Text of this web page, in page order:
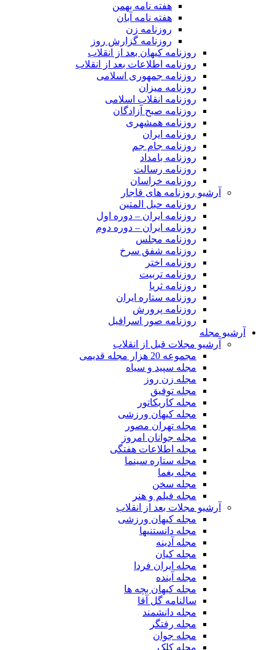
هفته نامه بهمن
هفته نامه آبان
روزنامه زن
روزنامه گزارش روز
روزنامه کیهان بعد از انقلاب
روزنامه اطلاعات بعد از انقلاب
روزنامه جمهوری اسلامی
روزنامه میزان
روزنامه انقلاب اسلامی
روزنامه صبح آزادگان
روزنامه همشهری
روزنامه ایران
روزنامه جام جم
روزنامه بامداد
روزنامه رسالت
روزنامه خراسان
آرشیو روزنامه های قاجار
روزنامه حبل المتین
روزنامه ایران – دوره اول
روزنامه ایران – دوره دوم
روزنامه مجلس
روزنامه شفق سرخ
روزنامه اختر
روزنامه تربیت
روزنامه ثریا
روزنامه ستاره ایران
روزنامه پرورش
روزنامه صور اسرافیل
آرشیو مجله
آرشیو مجلات قبل از انقلاب
مجموعه 20 هزار مجله قدیمی
مجله سپید و سیاه
مجله زن روز
مجله توفیق
مجله کاریکاتور
مجله کیهان ورزشی
مجله تهران مصور
مجله جوانان امروز
مجله اطلاعات هفتگی
مجله ستاره سینما
مجله یغما
مجله سخن
مجله فیلم و هنر
آرشیو مجلات بعد از انقلاب
مجله کیهان ورزشی
مجله دانستنیها
مجله آدینه
مجله کیان
مجله ایران فردا
مجله آینده
مجله کیهان بچه ها
سالنامه گل آقا
مجله دانشمند
مجله رفتگر
مجله جوان
مجله کِلک